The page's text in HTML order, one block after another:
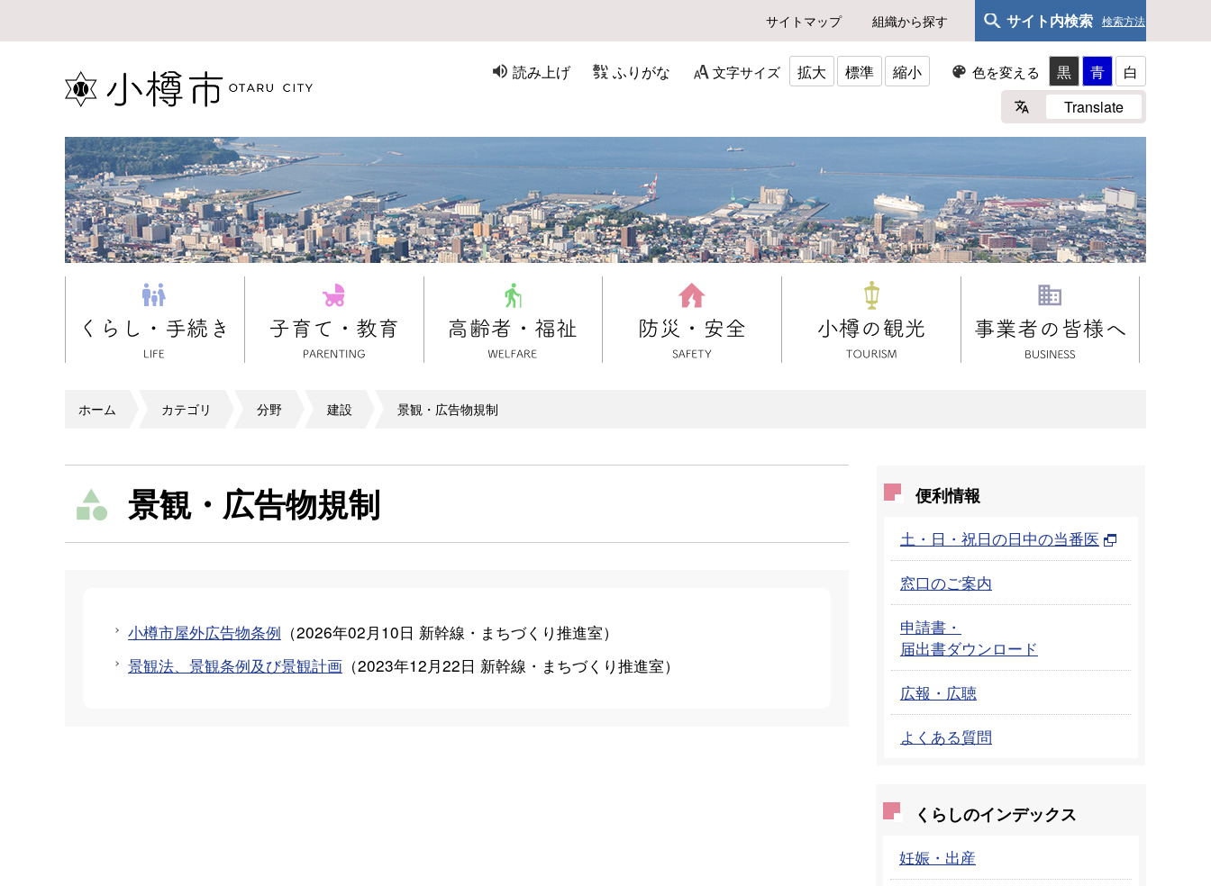
サイトマップ 組織から探す サイト内検索 検索方法
読み上げ ふりがな 文字サイズ 拡大 標準 縮小 色を変える 黒 青
白
Translate
ホーム カテゴリ 分野 建設 景観・広告物規制
景観・広告物規制
小樽市屋外広告物条例 （2026年02月10日 新幹線・まちづくり推進室）
景観法、景観条例及び景観計画 （2023年12月22日 新幹線・まちづくり推進室）
便利情報
土・日・祝日の日中の当番医
窓口のご案内
申請書・
届出書ダウンロード
広報・広聴
よくある質問
くらしのインデックス
妊娠・出産